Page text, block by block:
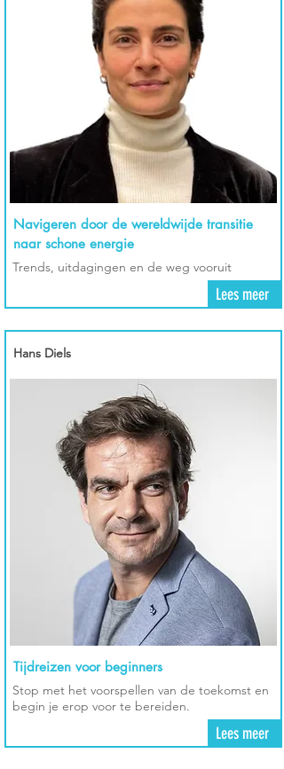
Navigeren door de wereldwijde transitie
naar schone energie
Trends, uitdagingen en de weg vooruit
Lees meer
Hans Diels
Tijdreizen voor beginners
Stop met het voorspellen van de toekomst en
begin je erop voor te bereiden.
Lees meer